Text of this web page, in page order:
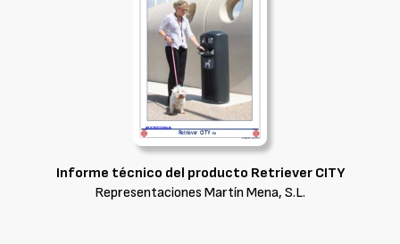
Informe técnico del producto Retriever CITY
Representaciones Martín Mena, S.L.